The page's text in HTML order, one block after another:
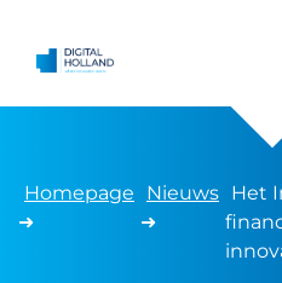
Homepage
➜
Nieuws
➜
Het